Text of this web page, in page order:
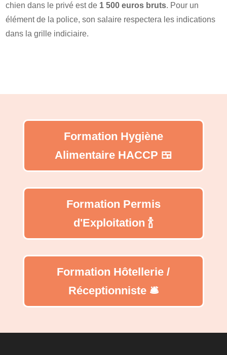
chien dans le privé est de 1 500 euros bruts. Pour un
élément de la police, son salaire respectera les indications
dans la grille indiciaire.
Formation Hygiène
Alimentaire HACCP 🍱
Formation Permis
d'Exploitation 🍾
Formation Hôtellerie /
Réceptionniste 🛎️